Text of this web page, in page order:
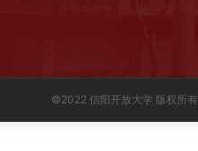
©2022 信阳开放大学 版权所有